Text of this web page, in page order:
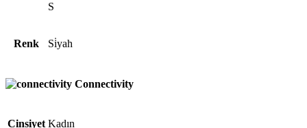
S
Renk Si̇yah
Connectivity
Cinsiyet Kadın